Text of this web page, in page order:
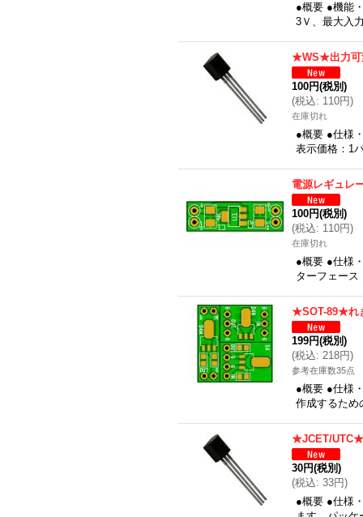
●概要 ●機能
3Ｖ、最大入
★WS★出力可
100円(税別)
(税込: 110円)
在庫切れ
●概要 ●仕様
表示価格：1
電源レギュレ
100円(税別)
(税込: 110円)
在庫切れ
●概要 ●仕様
ターフェー
★SOT-89★れ
199円(税別)
(税込: 218円)
参考在庫数35点
●概要 ●仕様
作成するため
★JCET/UTC★
30円(税別)
(税込: 33円)
●概要 ●仕様